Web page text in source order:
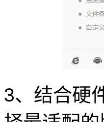
3、结合硬